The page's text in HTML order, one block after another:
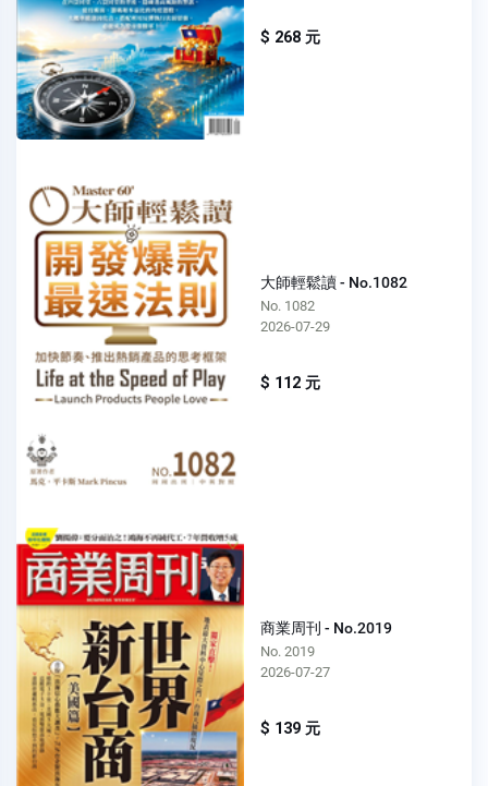
$ 268 元
大師輕鬆讀 - No.1082
No. 1082
2026-07-29
$ 112 元
商業周刊 - No.2019
No. 2019
2026-07-27
$ 139 元